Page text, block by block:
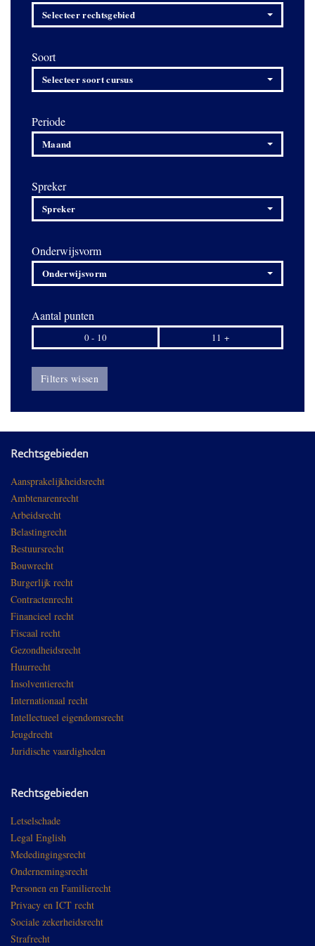
Selecteer rechtsgebied
Soort
Selecteer soort cursus
Periode
Maand
Spreker
Spreker
Onderwijsvorm
Onderwijsvorm
Aantal punten
0 - 10 11 +
Filters wissen
Rechtsgebieden
Aansprakelijkheidsrecht
Ambtenarenrecht
Arbeidsrecht
Belastingrecht
Bestuursrecht
Bouwrecht
Burgerlijk recht
Contractenrecht
Financieel recht
Fiscaal recht
Gezondheidsrecht
Huurrecht
Insolventierecht
Internationaal recht
Intellectueel eigendomsrecht
Jeugdrecht
Juridische vaardigheden
Rechtsgebieden
Letselschade
Legal English
Mededingingsrecht
Ondernemingsrecht
Personen en Familierecht
Privacy en ICT recht
Sociale zekerheidsrecht
Strafrecht